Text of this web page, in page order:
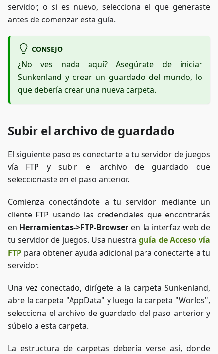
servidor, o si es nuevo, selecciona el que generaste
antes de comenzar esta guía.
CONSEJO
¿No ves nada aquí? Asegúrate de iniciar
Sunkenland y crear un guardado del mundo, lo
que debería crear una nueva carpeta.
Subir el archivo de guardado
El siguiente paso es conectarte a tu servidor de juegos
vía FTP y subir el archivo de guardado que
seleccionaste en el paso anterior.
Comienza conectándote a tu servidor mediante un
cliente FTP usando las credenciales que encontrarás
en Herramientas->FTP-Browser en la interfaz web de
tu servidor de juegos. Usa nuestra guía de Acceso vía
FTP para obtener ayuda adicional para conectarte a tu
servidor.
Una vez conectado, dirígete a la carpeta Sunkenland,
abre la carpeta "AppData" y luego la carpeta "Worlds",
selecciona el archivo de guardado del paso anterior y
súbelo a esta carpeta.
La estructura de carpetas debería verse así, donde